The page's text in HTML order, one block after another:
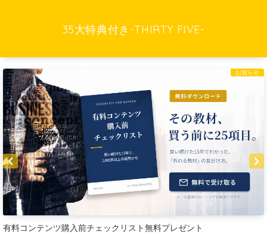
35大特典付き-THIRTY FIVE-
お知らせ
有料コンテンツ購入前チェックリスト無料プレゼント